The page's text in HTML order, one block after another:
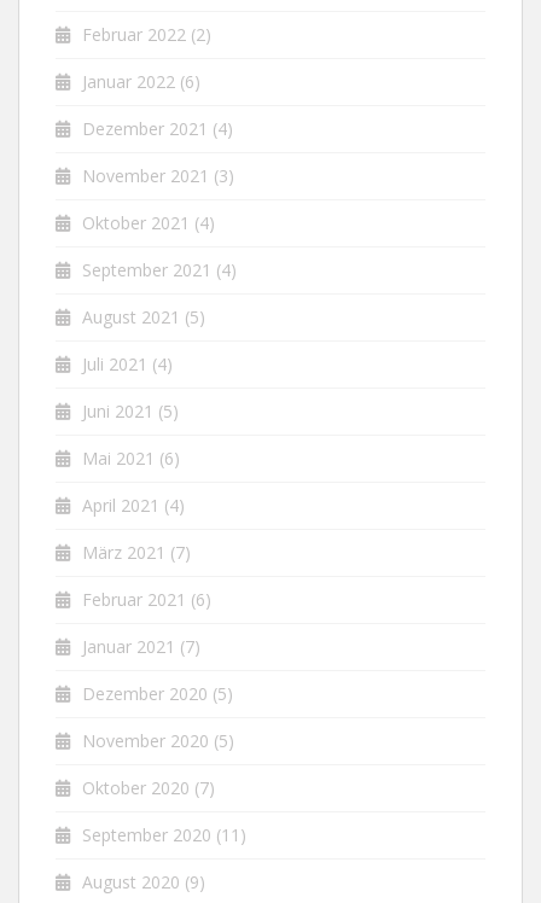
Februar 2022 (2)
Januar 2022 (6)
Dezember 2021 (4)
November 2021 (3)
Oktober 2021 (4)
September 2021 (4)
August 2021 (5)
Juli 2021 (4)
Juni 2021 (5)
Mai 2021 (6)
April 2021 (4)
März 2021 (7)
Februar 2021 (6)
Januar 2021 (7)
Dezember 2020 (5)
November 2020 (5)
Oktober 2020 (7)
September 2020 (11)
August 2020 (9)